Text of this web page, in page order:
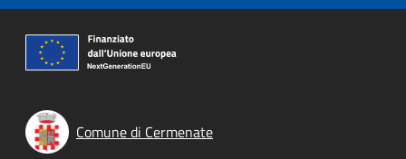
Comune di Cermenate